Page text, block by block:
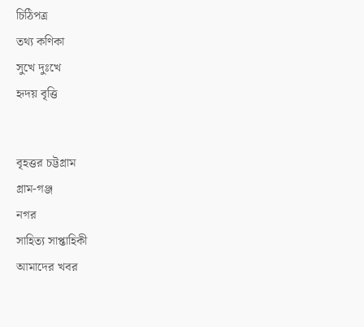
চিঠিপত্র
তথ্য কণিকা
সুখে দুঃখে
হৃদয় বৃত্তি
বৃহত্তর চট্টগ্রাম
গ্রাম-গঞ্জ
নগর
সাহিত্য সাপ্তাহিকী
আমাদের খবর